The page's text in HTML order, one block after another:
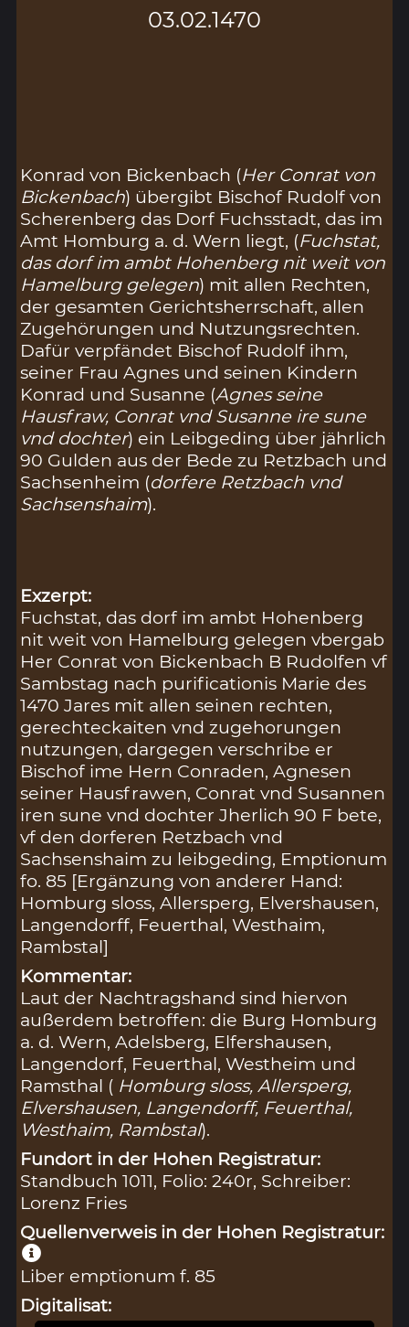
03.02.1470
Konrad von Bickenbach (Her Conrat von
Bickenbach) übergibt Bischof Rudolf von
Scherenberg das Dorf Fuchsstadt, das im
Amt Homburg a. d. Wern liegt, (Fuchstat,
das dorf im ambt Hohenberg nit weit von
Hamelburg gelegen) mit allen Rechten,
der gesamten Gerichtsherrschaft, allen
Zugehörungen und Nutzungsrechten.
Dafür verpfändet Bischof Rudolf ihm,
seiner Frau Agnes und seinen Kindern
Konrad und Susanne (Agnes seine
Hausfraw, Conrat vnd Susanne ire sune
vnd dochter) ein Leibgeding über jährlich
90 Gulden aus der Bede zu Retzbach und
Sachsenheim (dorfere Retzbach vnd
Sachsenshaim).
Exzerpt:
Fuchstat, das dorf im ambt Hohenberg
nit weit von Hamelburg gelegen vbergab
Her Conrat von Bickenbach B Rudolfen vf
Sambstag nach purificationis Marie des
1470 Jares mit allen seinen rechten,
gerechteckaiten vnd zugehorungen
nutzungen, dargegen verschribe er
Bischof ime Hern Conraden, Agnesen
seiner Hausfrawen, Conrat vnd Susannen
iren sune vnd dochter Jherlich 90 F bete,
vf den dorferen Retzbach vnd
Sachsenshaim zu leibgeding, Emptionum
fo. 85 [Ergänzung von anderer Hand:
Homburg sloss, Allersperg, Elvershausen,
Langendorff, Feuerthal, Westhaim,
Rambstal]
Kommentar:
Laut der Nachtragshand sind hiervon
außerdem betroffen: die Burg Homburg
a. d. Wern, Adelsberg, Elfershausen,
Langendorf, Feuerthal, Westheim und
Ramsthal ( Homburg sloss, Allersperg,
Elvershausen, Langendorff, Feuerthal,
Westhaim, Rambstal).
Fundort in der Hohen Registratur:
Standbuch 1011, Folio: 240r, Schreiber:
Lorenz Fries
Quellenverweis in der Hohen Registratur:
Liber emptionum f. 85
Digitalisat: